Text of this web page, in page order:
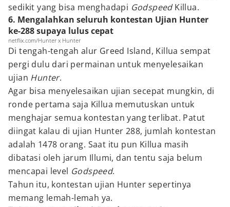
sedikit yang bisa menghadapi GodspeedKillua.
6. Mengalahkan seluruh kontestan Ujian Hunter
ke-288 supaya lulus cepat
netflix.com/Hunter x Hunter
Di tengah-tengah alur Greed Island, Killua sempat
pergi dulu dari permainan untuk menyelesaikan
ujian Hunter.
Agar bisa menyelesaikan ujian secepat mungkin, di
ronde pertama saja Killua memutuskan untuk
menghajar semua kontestan yang terlibat. Patut
diingat kalau di ujian Hunter 288, jumlah kontestan
adalah 1478 orang. Saat itu pun Killua masih
dibatasi oleh jarum Illumi, dan tentu saja belum
mencapai level Godspeed.
Tahun itu, kontestan ujian Hunter sepertinya
memang lemah-lemah ya.